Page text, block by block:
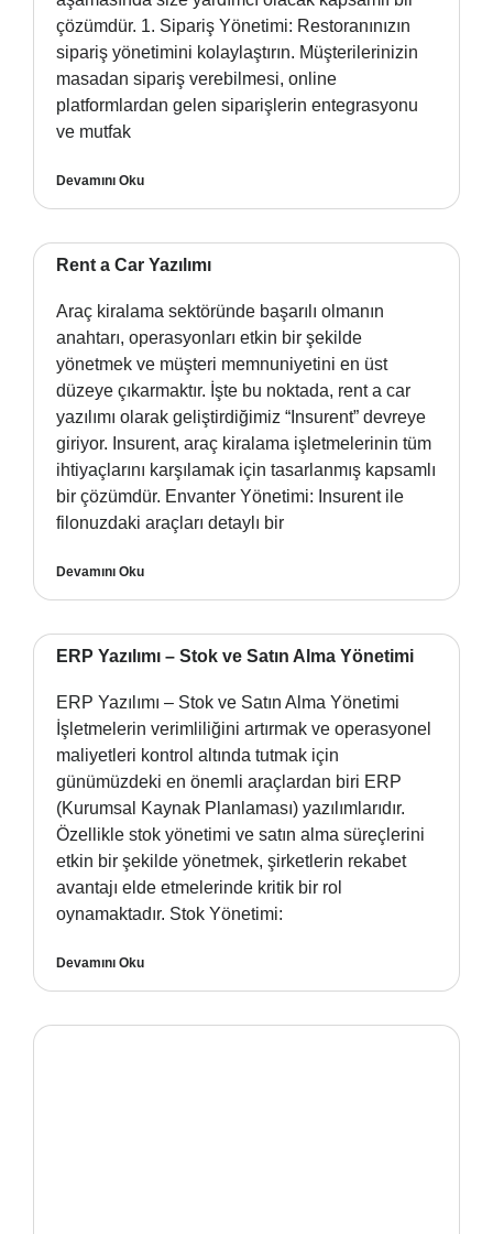
çözümdür. 1. Sipariş Yönetimi: Restoranınızın
sipariş yönetimini kolaylaştırın. Müşterilerinizin
masadan sipariş verebilmesi, online
platformlardan gelen siparişlerin entegrasyonu
ve mutfak
Devamını Oku
Rent a Car Yazılımı
Araç kiralama sektöründe başarılı olmanın
anahtarı, operasyonları etkin bir şekilde
yönetmek ve müşteri memnuniyetini en üst
düzeye çıkarmaktır. İşte bu noktada, rent a car
yazılımı olarak geliştirdiğimiz “Insurent” devreye
giriyor. Insurent, araç kiralama işletmelerinin tüm
ihtiyaçlarını karşılamak için tasarlanmış kapsamlı
bir çözümdür. Envanter Yönetimi: Insurent ile
filonuzdaki araçları detaylı bir
Devamını Oku
ERP Yazılımı – Stok ve Satın Alma Yönetimi
ERP Yazılımı – Stok ve Satın Alma Yönetimi
İşletmelerin verimliliğini artırmak ve operasyonel
maliyetleri kontrol altında tutmak için
günümüzdeki en önemli araçlardan biri ERP
(Kurumsal Kaynak Planlaması) yazılımlarıdır.
Özellikle stok yönetimi ve satın alma süreçlerini
etkin bir şekilde yönetmek, şirketlerin rekabet
avantajı elde etmelerinde kritik bir rol
oynamaktadır. Stok Yönetimi:
Devamını Oku